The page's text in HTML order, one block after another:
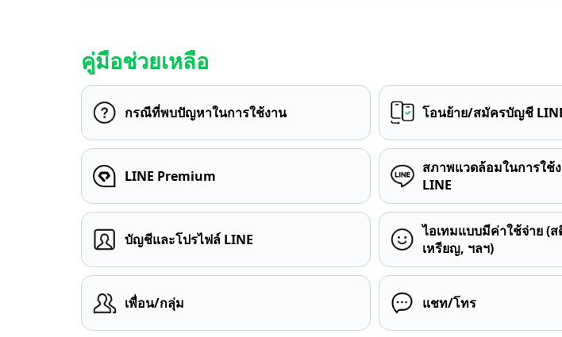
คู่มือช่วยเหลือ
กรณีที่พบปัญหาในการใช้งาน โอนย้าย/สมัครบัญชี
LINE Premium
สภาพแวดล้อมในการใช้
LINE
บัญชีและโปรไฟล์ LINE
ไอเทมแบบมีค่าใช้จ่าย (ส
เหรียญ, ฯลฯ)
เพื่อน/กลุ่ม แชท/โทร